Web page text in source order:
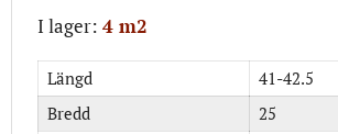
I lager: 4 m2
Längd
41-42.5
Bredd
25